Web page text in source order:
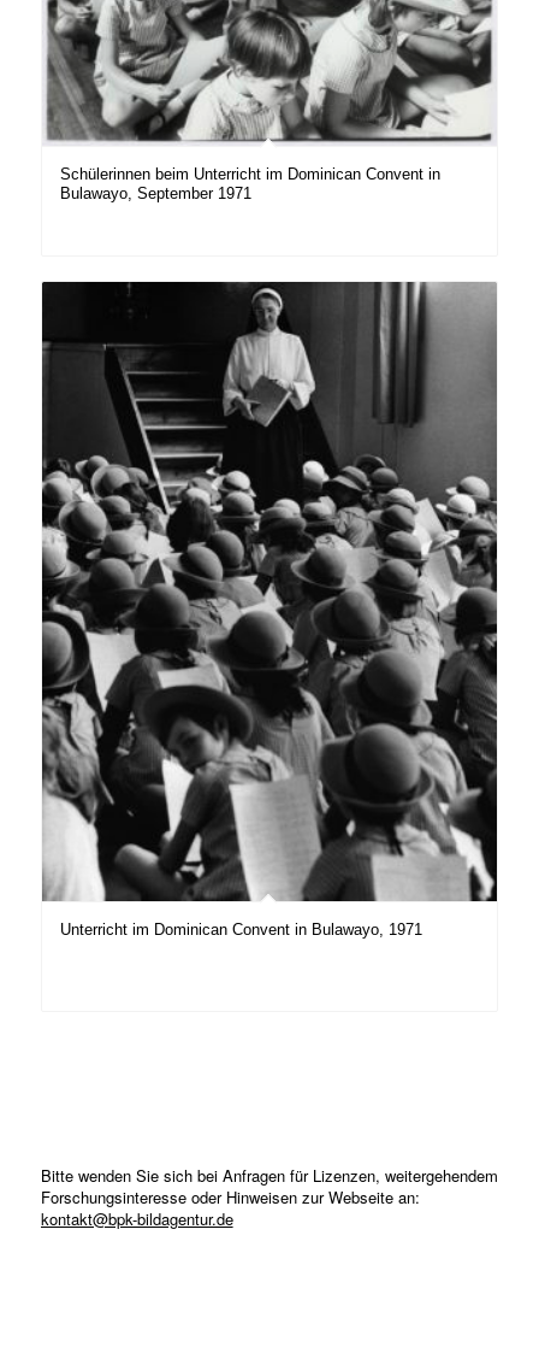
Schülerinnen beim Unterricht im Dominican Convent in
Bulawayo, September 1971
Unterricht im Dominican Convent in Bulawayo, 1971
Bitte wenden Sie sich bei Anfragen für Lizenzen, weitergehendem
Forschungsinteresse oder Hinweisen zur Webseite an:
kontakt@bpk-bildagentur.de